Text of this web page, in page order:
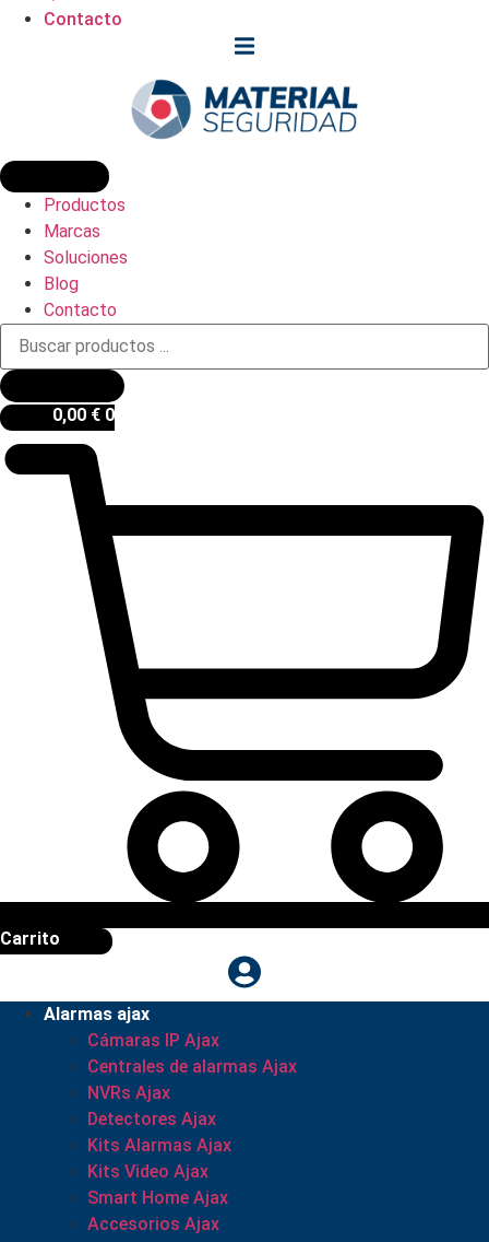
Contacto
Productos
Marcas
Soluciones
Blog
Contacto
Búsqueda
productos
0,00 € 0
Carrito
Alarmas ajax
Cámaras IP Ajax
Centrales de alarmas Ajax
NVRs Ajax
Detectores Ajax
Kits Alarmas Ajax
Kits Video Ajax
Smart Home Ajax
Accesorios Ajax